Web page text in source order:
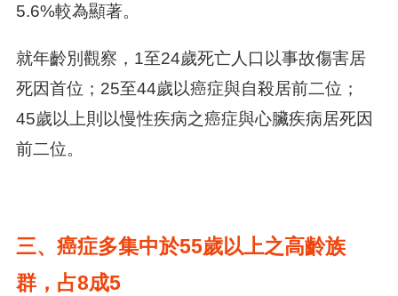
5.6%較為顯著。
就年齡別觀察，1至24歲死亡人口以事故傷害居
死因首位；25至44歲以癌症與自殺居前二位；
45歲以上則以慢性疾病之癌症與心臟疾病居死因
前二位。
三、癌症多集中於55歲以上之高齡族
群，占8成5